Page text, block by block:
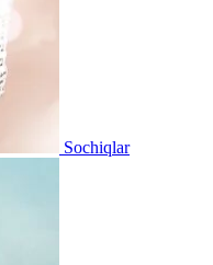
Sochiqlar